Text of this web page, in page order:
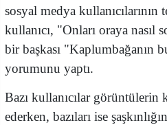
sosyal medya
kullanıcı, "Onları oraya nasıl
bir başkası "Kaplumbağanın
yorumunu yaptı.
Bazı kullanıcılar
ederken, bazıları ise